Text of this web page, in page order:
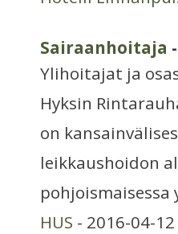
Sairaanhoitaja -
Ylihoitajat ja
Hyksin
on
leikkaushoidon
HUS - 2016-04-12